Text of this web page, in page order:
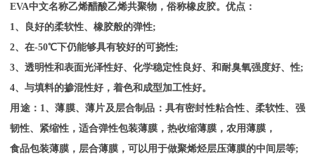
EVA中文名称乙烯醋酸乙烯共聚物，俗称橡皮胶。优点：
1、良好的柔软性、橡胶般的弹性;
2、在-50℃下仍能够具有较好的可挠性;
3、透明性和表面光泽性好、化学稳定性良好、和耐臭氧强度好、性;
4、与填料的掺混性好，着色和成型加工性好。
用途： 1、薄膜、薄片及层合制品：具有密封性粘合性、柔软性、强
韧性、紧缩性，适合弹性包装薄膜，热收缩薄膜，农用薄膜，
食品包装薄膜，层合薄膜，可以用于做聚烯烃层压薄膜的中间层等;